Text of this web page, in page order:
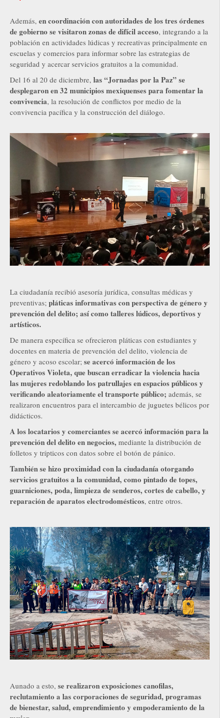
Además, en coordinación con autoridades de los tres órdenes
de gobierno se visitaron zonas de difícil acceso, integrando a la
población en actividades lúdicas y recreativas principalmente en
escuelas y comercios para informar sobre las estrategias de
seguridad y acercar servicios gratuitos a la comunidad.
Del 16 al 20 de diciembre, las “Jornadas por la Paz” se
desplegaron en 32 municipios mexiquenses para fomentar la
convivencia, la resolución de conflictos por medio de la
convivencia pacífica y la construcción del diálogo.
La ciudadanía recibió asesoría jurídica, consultas médicas y
preventivas; pláticas informativas con perspectiva de género y
prevención del delito; así como talleres lúdicos, deportivos y
artísticos.
De manera específica se ofrecieron pláticas con estudiantes y
docentes en materia de prevención del delito, violencia de
género y acoso escolar; se acercó información de los
Operativos Violeta, que buscan erradicar la violencia hacia
las mujeres redoblando los patrullajes en espacios públicos y
verificando aleatoriamente el transporte público; además, se
realizaron encuentros para el intercambio de juguetes bélicos por
didácticos.
A los locatarios y comerciantes se acercó información para la
prevención del delito en negocios, mediante la distribución de
folletos y trípticos con datos sobre el botón de pánico.
También se hizo proximidad con la ciudadanía otorgando
servicios gratuitos a la comunidad, como pintado de topes,
guarniciones, poda, limpieza de senderos, cortes de cabello, y
reparación de aparatos electrodomésticos, entre otros.
Aunado a esto, se realizaron exposiciones canofilas,
reclutamiento a las corporaciones de seguridad, programas
de bienestar, salud, emprendimiento y empoderamiento de la